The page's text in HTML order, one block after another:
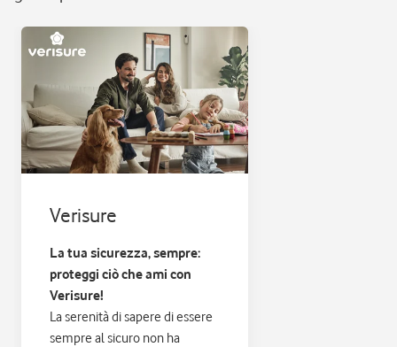
Verisure
La tua sicurezza, sempre:
proteggi ciò che ami con
Verisure!
La serenità di sapere di essere
sempre al sicuro non ha